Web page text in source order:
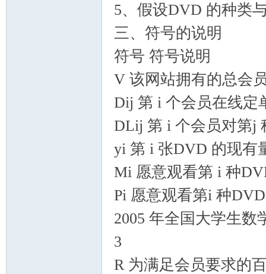
5、假设DVD 的种类
三、符号的说明
符号 符号说明
V 该网站拥有的总会
Dij 第 i 个会员在线定
DLij 第 i 个会员对第j
yi 第 i 张DVD 的现有
Mi 愿意观看第 i 种
Pi 愿意观看第i 种
2005 年全国大学生数
3
R 为满足会员要求的